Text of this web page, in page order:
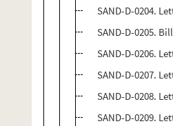
SAND-D-0204.
SAND-D-0205.
SAND-D-0206.
SAND-D-0207.
SAND-D-0208.
SAND-D-0209.